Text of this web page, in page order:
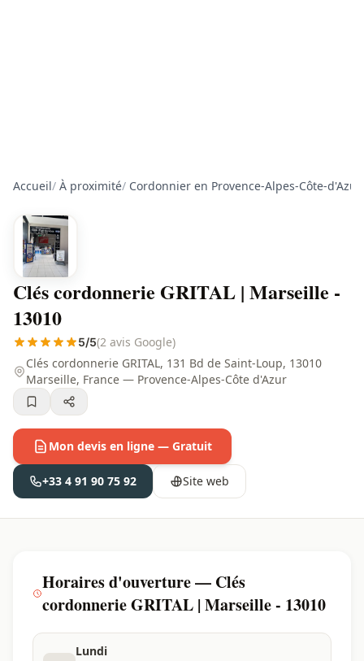
Accueil/ À proximité/ Cordonnier en Provence-Alpes-Côte-d'Azur
Clés cordonnerie GRITAL | Marseille -
13010
5/5(2 avis Google)
Clés cordonnerie GRITAL, 131 Bd de Saint-Loup, 13010
Marseille, France — Provence-Alpes-Côte d'Azur
Mon devis en ligne — Gratuit
+33 4 91 90 75 92 Site web
Horaires d'ouverture — Clés
cordonnerie GRITAL | Marseille - 13010
Lundi